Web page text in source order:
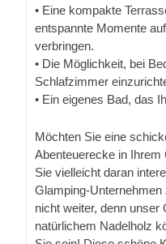
• Eine kompakte
entspannte Momente
verbringen.
• Die Möglichkeit, bei
Schlafzimmer
• Ein eigenes Bad, das
Möchten Sie eine
Abenteuerecke in Ihrem
Sie vielleicht daran
Glamping-
nicht weiter, denn unser
natürlichem Nadelholz